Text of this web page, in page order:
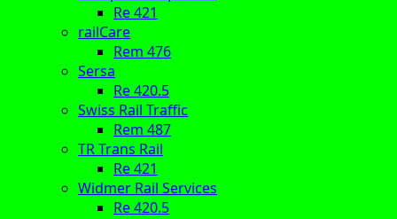
Re 421
railCare
Rem 476
Sersa
Re 420.5
Swiss Rail Traffic
Rem 487
TR Trans Rail
Re 421
Widmer Rail Services
Re 420.5